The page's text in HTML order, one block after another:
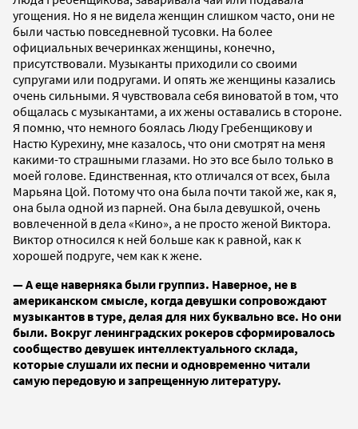
угощения. Но я не видела женщин слишком часто, они не
были частью повседневной тусовки. На более
официальных вечеринках женщины, конечно,
присутствовали. Музыканты приходили со своими
супругами или подругами. И опять же женщины казались
очень сильными. Я чувствовала себя виноватой в том, что
общалась с музыкантами, а их жены оставались в стороне.
Я помню, что немного боялась Люду Гребенщикову и
Настю Курехину, мне казалось, что они смотрят на меня
какими-то страшными глазами. Но это все было только в
моей голове. Единственная, кто отличался от всех, была
Марьяна Цой. Потому что она была почти такой же, как я,
она была одной из парней. Она была девушкой, очень
вовлеченной в дела «Кино», а не просто женой Виктора.
Виктор относился к ней больше как к равной, как к
хорошей подруге, чем как к жене.
— А еще наверняка были группиз. Наверное, не в
американском смысле, когда девушки сопровождают
музыкантов в туре, делая для них буквально все. Но они
были. Вокруг ленинградских рокеров сформировалось
сообщество девушек интеллектуального склада,
которые слушали их песни и одновременно читали
самую передовую и запрещенную литературу.